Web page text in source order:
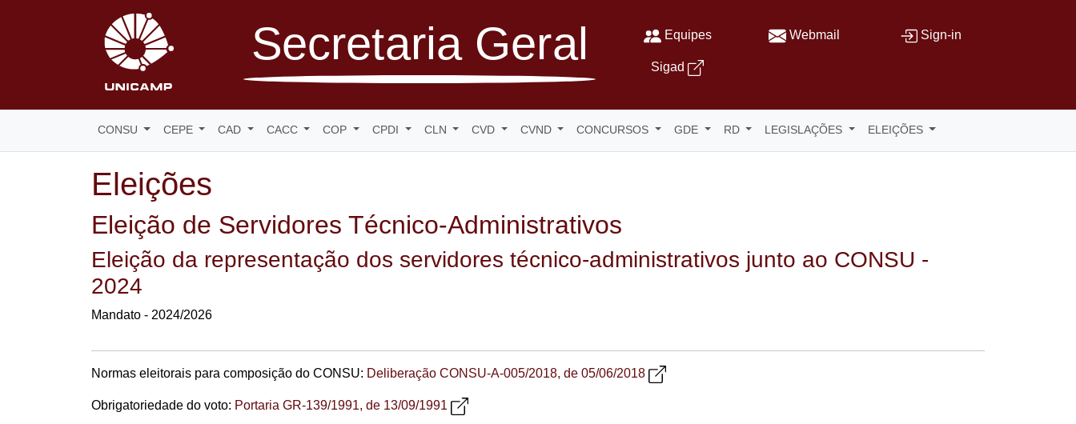
Secretaria Geral Equipes Webmail Sign-in
Sigad
CONSU CEPE CAD CACC COP CPDI CLN CVD CVND CONCURSOS GDE RD LEGISLAÇÕES ELEIÇÕES
Eleições
Eleição de Servidores Técnico-Administrativos
Eleição da representação dos servidores técnico-administrativos junto ao CONSU -
2024
Mandato - 2024/2026
Normas eleitorais para composição do CONSU: Deliberação CONSU-A-005/2018, de 05/06/2018
Obrigatoriedade do voto: Portaria GR-139/1991, de 13/09/1991